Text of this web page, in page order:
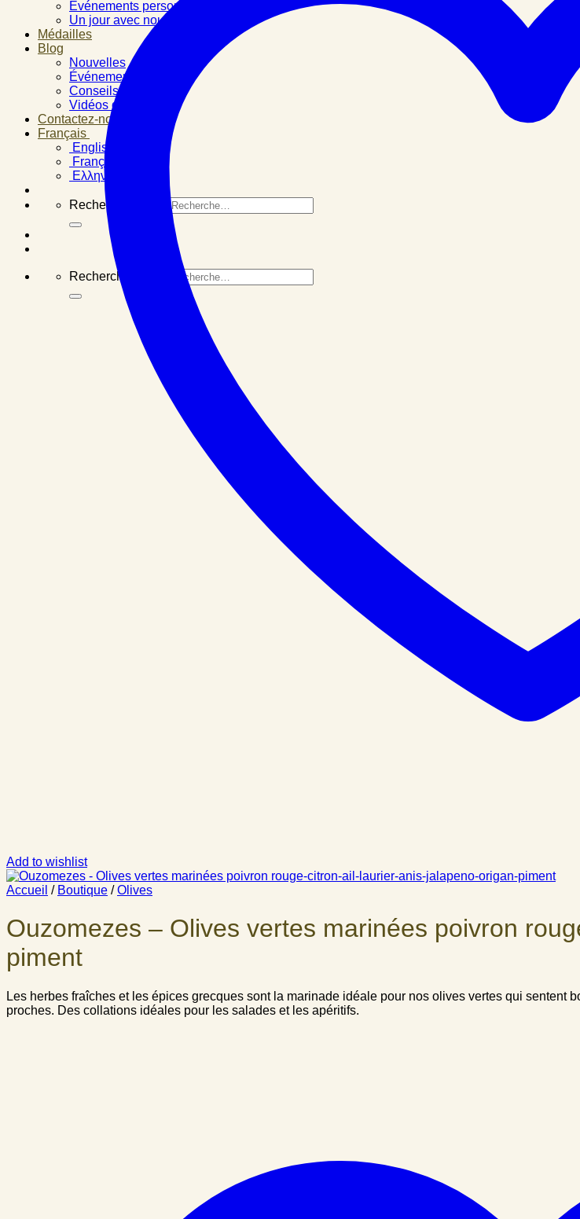
Événements personnels
Un jour avec nous
Médailles
Blog
Nouvelles
Événements
Conseils santé
Vidéos d’expertise
Contactez-nous
Français
English
Français
Ελληνικά
Recherche pour :
Recherche pour :
Add to wishlist
Accueil / Boutique / Olives
Ouzomezes – Olives vertes marinées poivron
piment
Les herbes fraîches et les épices grecques sont la marinade idéale pour nos olives vertes qui sentent
proches. Des collations idéales pour les salades et les apéritifs.